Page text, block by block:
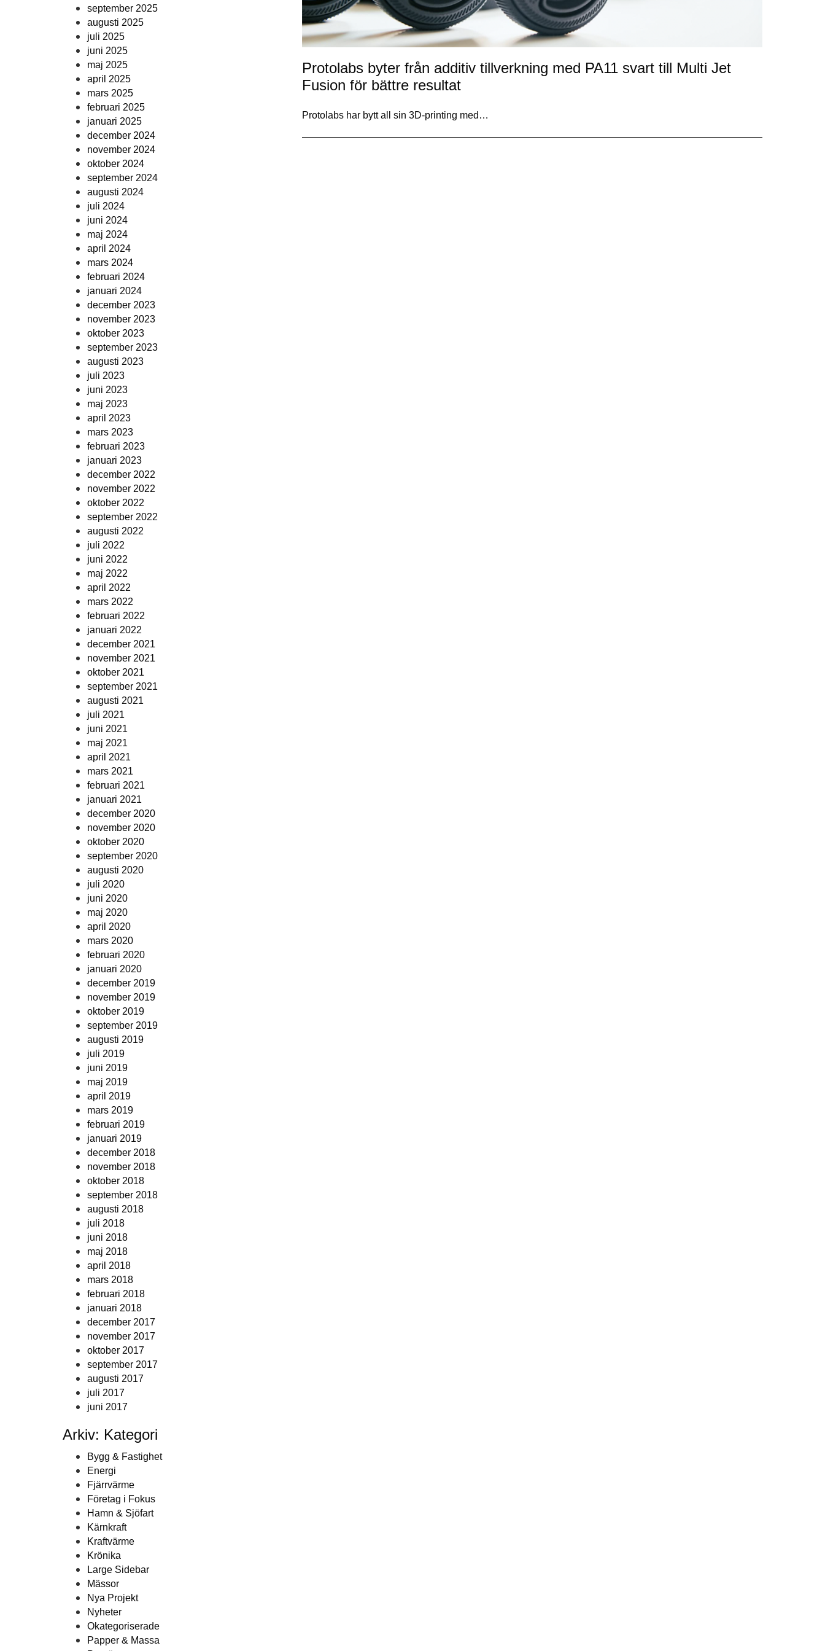
september 2025
augusti 2025
juli 2025
juni 2025
maj 2025
april 2025
mars 2025
februari 2025
januari 2025
december 2024
november 2024
oktober 2024
september 2024
augusti 2024
juli 2024
juni 2024
maj 2024
april 2024
mars 2024
februari 2024
januari 2024
december 2023
november 2023
oktober 2023
september 2023
augusti 2023
juli 2023
juni 2023
maj 2023
april 2023
mars 2023
februari 2023
januari 2023
december 2022
november 2022
oktober 2022
september 2022
augusti 2022
juli 2022
juni 2022
maj 2022
april 2022
mars 2022
februari 2022
januari 2022
december 2021
november 2021
oktober 2021
september 2021
augusti 2021
juli 2021
juni 2021
maj 2021
april 2021
mars 2021
februari 2021
januari 2021
december 2020
november 2020
oktober 2020
september 2020
augusti 2020
juli 2020
juni 2020
maj 2020
april 2020
mars 2020
februari 2020
januari 2020
december 2019
november 2019
oktober 2019
september 2019
augusti 2019
juli 2019
juni 2019
maj 2019
april 2019
mars 2019
februari 2019
januari 2019
december 2018
november 2018
oktober 2018
september 2018
augusti 2018
juli 2018
juni 2018
maj 2018
april 2018
mars 2018
februari 2018
januari 2018
december 2017
november 2017
oktober 2017
september 2017
augusti 2017
juli 2017
juni 2017
Arkiv: Kategori
Bygg & Fastighet
Energi
Fjärrvärme
Företag i Fokus
Hamn & Sjöfart
Kärnkraft
Kraftvärme
Krönika
Large Sidebar
Mässor
Nya Projekt
Nyheter
Okategoriserade
Papper & Massa
Protolabs byter från additiv tillverkning med PA11 svart till Multi Jet
Fusion för bättre resultat
Protolabs har bytt all sin 3D-printing med…